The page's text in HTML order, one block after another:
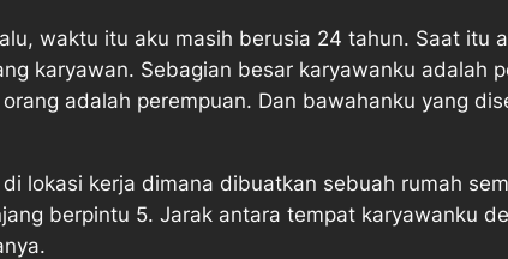
waktu itu aku masih berusia 24 tahun. Saat itu
karyawan. Sebagian besar karyawanku adalah
adalah perempuan. Dan bawahanku yang
lokasi kerja dimana dibuatkan sebuah rumah
berpintu 5. Jarak antara tempat karyawanku